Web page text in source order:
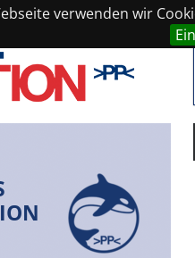
verwenden wir